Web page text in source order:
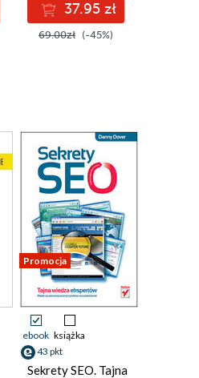
37.95 zł
69.00zł (-45%)
Promocja
ebook książka
43 pkt
Sekrety SEO. Tajna